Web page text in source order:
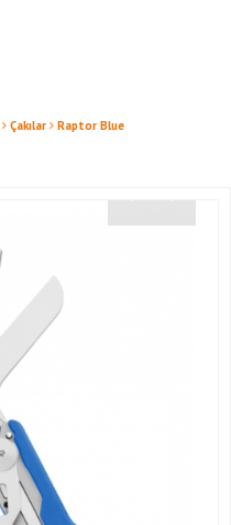
Çakılar Raptor Blue